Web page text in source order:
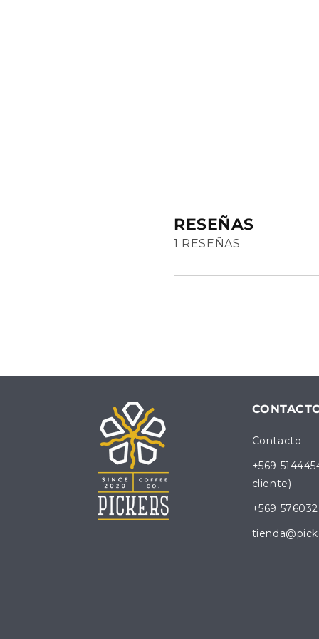
RESEÑAS
1 RESEÑAS
Contacto
+569
cliente)
+569